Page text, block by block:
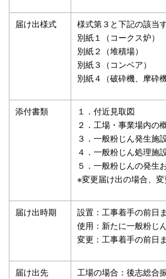
届け出様式
様式第３と下記の該当
別紙１（コークス炉）
別紙２（堆積場）
別紙３（コンベア）
別紙４（破砕機、摩砕
添付書類
１．付近見取図
２．工場・事業場内の
３．一般粉じん発生施
４．一般粉じん処理施
５．一般粉じんの発生
※変更届け出の場合、
届け出時期
設置：工事着手の前日
使用：新たに一般粉じ
変更：工事着手の前日
届け出先
工場の場合：後志総合